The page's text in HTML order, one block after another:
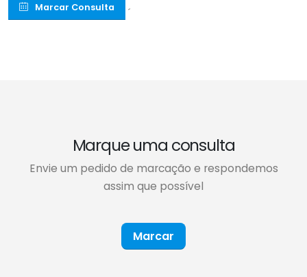
Marcar Consulta ´
Marque uma consulta
Envie um pedido de marcação e respondemos
assim que possível
Marcar